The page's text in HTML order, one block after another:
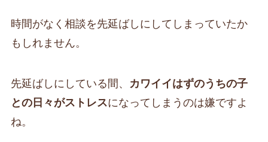
時間がなく相談を先延ばしにしてしまっていたか
もしれません。
先延ばしにしている間、
カワイイはずのうちの子
との日々がストレスになってしまうのは嫌ですよ
ね。